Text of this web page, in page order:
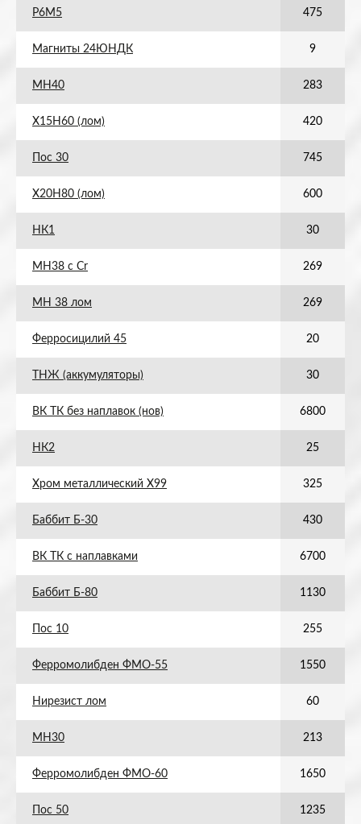
Р6М5 475
Магниты 24ЮНДК 9
МН40 283
Х15Н60 (лом) 420
Пос 30 745
Х20Н80 (лом) 600
НК1 30
МН38 с Cr 269
МН 38 лом 269
Ферросицилий 45 20
ТНЖ (аккумуляторы) 30
ВК ТК без наплавок (нов) 6800
НК2 25
Хром металлический Х99 325
Баббит Б-30 430
ВК ТК с наплавками 6700
Баббит Б-80 1130
Пос 10 255
Ферромолибден ФМО-55 1550
Нирезист лом 60
МН30 213
Ферромолибден ФМО-60 1650
Пос 50 1235